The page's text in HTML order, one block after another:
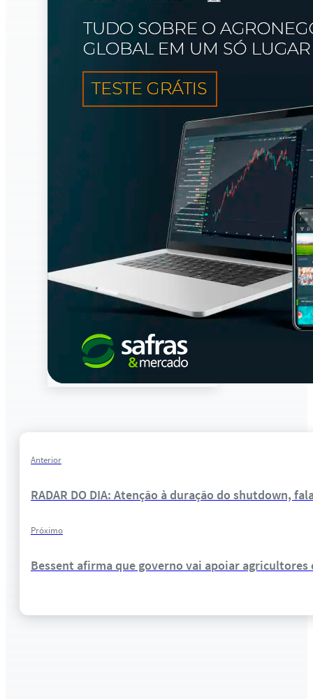
Anterior
RADAR DO DIA: Atenção à duração do shutdown,
Próximo
Bessent afirma que governo vai apoiar